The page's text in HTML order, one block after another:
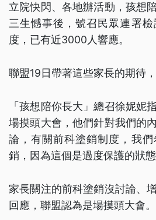
立院快閃、各地辦活動，孩想
三生憾事後，號召民眾連署檢
度，已有近3000人響應。
聯盟19日帶著這些家長的期待
「孩想陪你長大」總召徐妮妮
場摸頭大會，他們針對我們的
論，有關前科塗銷制度，我
銷，因為這個是過度保護的狀態
家長關注的前科塗銷沒討論、
回應，聯盟認為是場摸頭大會。